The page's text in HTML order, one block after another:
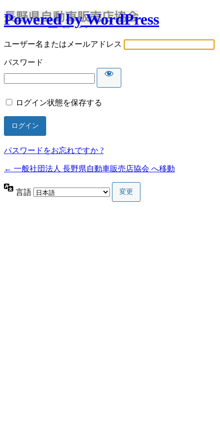
Powered by WordPress
ユーザー名またはメールアドレス
パスワード
ログイン状態を保存する
パスワードをお忘れですか ?
← 一般社団法人 長野県自動車販売店協会 へ移動
言語